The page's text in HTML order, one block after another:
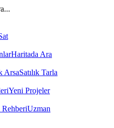
Haritada Ara
ArsaSatılık Tarla
Yeni Projeler
Uzman